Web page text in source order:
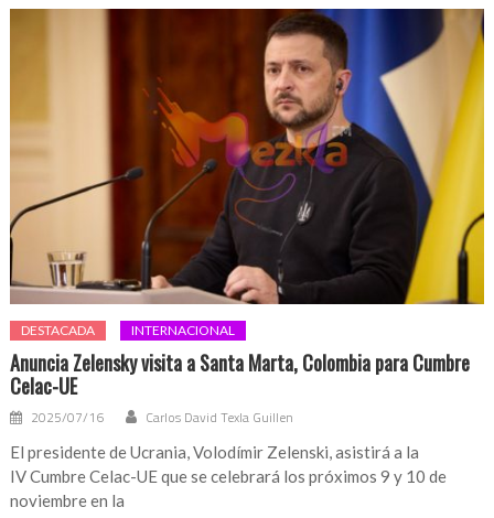
DESTACADA INTERNACIONAL
Anuncia Zelensky visita a Santa Marta, Colombia para Cumbre
Celac-UE
2025/07/16 Carlos David Texla Guillen
El presidente de Ucrania, Volodímir Zelenski, asistirá a la
IV Cumbre Celac-UE que se celebrará los próximos 9 y 10 de
noviembre en la